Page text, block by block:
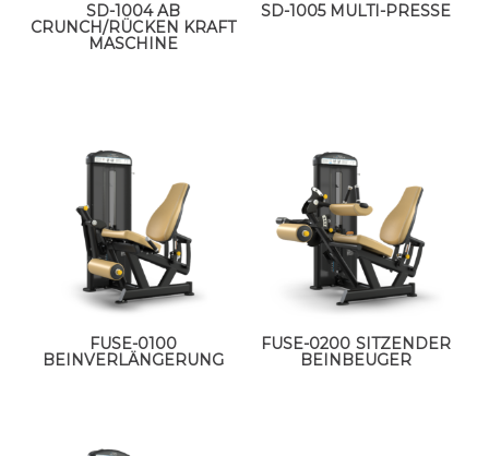
SD-1004 AB
CRUNCH/RÜCKEN KRAFT
MASCHINE
SD-1005 MULTI-PRESSE
FUSE-0100
BEINVERLÄNGERUNG
FUSE-0200 SITZENDER
BEINBEUGER